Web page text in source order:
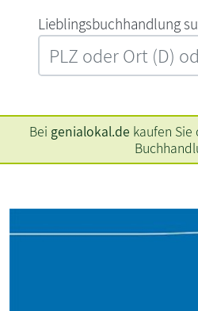
L‍i‍e‍b‍l‍i‍n‍g‍s‍b‍u‍c‍h‍h‍a‍n‍d‍l‍u‍n‍g‍
Bei genialokal.de kaufen